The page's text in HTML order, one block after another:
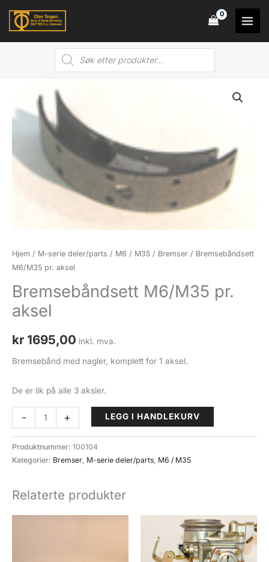
Products
search
Hjem / M-serie deler/parts / M6 / M35 / Bremser / Bremsebåndsett
M6/M35 pr. aksel
Bremsebåndsett M6/M35 pr.
aksel
kr 1695,00 inkl. mva.
Bremsebånd med nagler, komplett for 1 aksel.
De er lik på alle 3 aksler.
-
Bremsebåndsett
M6/M35
pr.
aksel
+ LEGG I HANDLEKURV
Produktnummer: 100104
Kategorier: Bremser, M-serie deler/parts, M6 / M35
Relaterte produkter